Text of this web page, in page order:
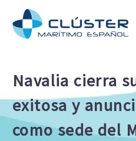
Navalia cierra
exitosa y
como sede del